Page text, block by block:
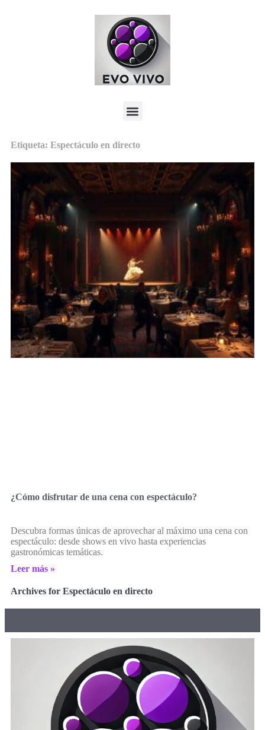
Etiqueta: Espectáculo en directo
¿Cómo disfrutar de una cena con espectáculo?
Descubra formas únicas de aprovechar al máximo una cena con
espectáculo: desde shows en vivo hasta experiencias
gastronómicas temáticas.
Leer más »
Archives for Espectáculo en directo